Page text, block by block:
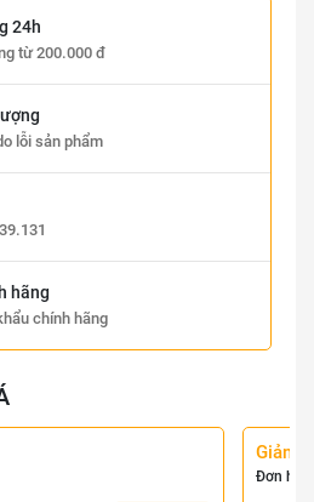
24h
từ 200.000 đ
lỗi sản phẩm
hãng
chính hãng
Giảm
Đơn